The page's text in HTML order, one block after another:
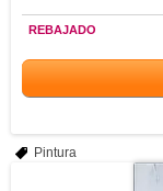
REBAJADO
Pintura